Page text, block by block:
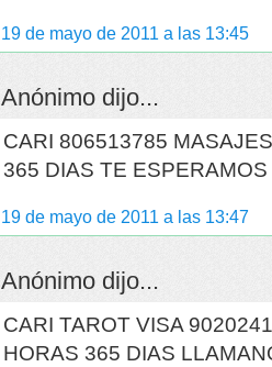
19 de mayo de 2011 a las 13:45
Anónimo dijo...
CARI 806513785
365 DIAS TE
19 de mayo de 2011 a las 13:47
Anónimo dijo...
CARI TAROT VISA
HORAS 365 DIAS